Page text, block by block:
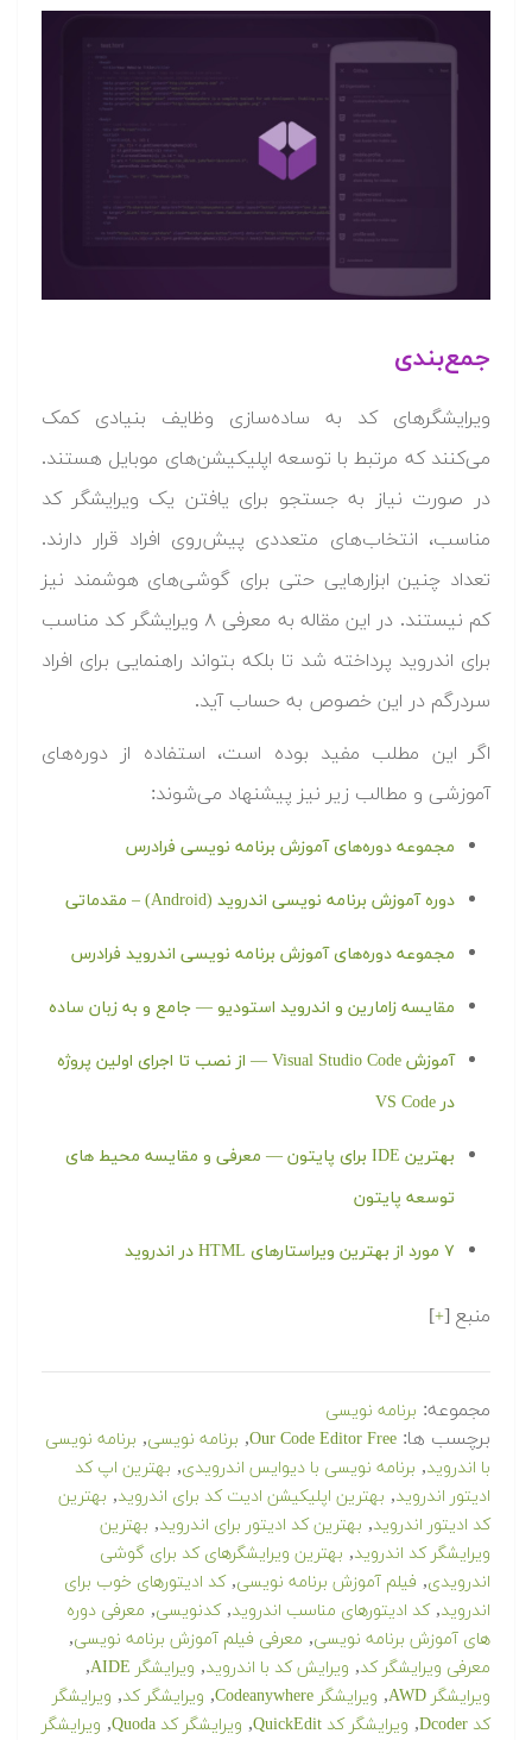
جمع‌بندی
ویرایشگرهای کد به ساده‌سازی وظایف بنیادی کمک
می‌کنند که مرتبط با توسعه اپلیکیشن‌های موبایل هستند.
در صورت نیاز به جستجو برای یافتن یک ویرایشگر کد
مناسب، انتخاب‌های متعددی پیش‌روی افراد قرار دارند.
تعداد چنین ابزارهایی حتی برای گوشی‌های هوشمند نیز
کم نیستند. در این مقاله به معرفی ۸ ویرایشگر کد مناسب
برای اندروید پرداخته شد تا بلکه بتواند راهنمایی برای افراد
سردرگم در این خصوص به حساب آید.
اگر این مطلب مفید بوده است، استفاده از دوره‌های
آموزشی و مطالب زیر نیز پیشنهاد می‌شوند:
مجموعه دوره‌های آموزش برنامه نویسی فرادرس
دوره آموزش برنامه نویسی اندروید (Android) – مقدماتی
مجموعه دوره‌های آموزش برنامه نویسی اندروید فرادرس
مقایسه زامارین و اندروید استودیو — جامع و به زبان ساده
آموزش Visual Studio Code — از نصب تا اجرای اولین پروژه
در VS Code
بهترین IDE برای پایتون — معرفی و مقایسه محیط های
توسعه پایتون
۷ مورد از بهترین ویراستارهای HTML در اندروید
منبع [+
]
مجموعه: برنامه نویسی
برچسب ها: Our Code Editor Free
, برنامه نویسی, برنامه نویسی
با اندروید, برنامه نویسی با دیوایس اندرویدی, بهترین اپ کد
ادیتور اندروید, بهترین اپلیکیشن ادیت کد برای اندروید, بهترین
کد ادیتور اندروید, بهترین کد ادیتور برای اندروید, بهترین
ویرایشگر کد اندروید, بهترین ویرایشگرهای کد برای گوشی
اندرویدی, فیلم آموزش برنامه نویسی,کد ادیتورهای خوب برای
اندروید,کد ادیتورهای مناسب اندروید,کدنویسی, معرفی دوره
های آموزش برنامه نویسی, معرفی فیلم آموزش برنامه نویسی,
معرفی ویرایشگر کد, ویرایش کد با اندروید, ویرایشگر AIDE ,
ویرایشگر AWD , ویرایشگر Codeanywhere , ویرایشگر کد, ویرایشگر
کد Dcoder
, ویرایشگر کد QuickEdit , ویرایشگر کد Quoda , ویرایشگر